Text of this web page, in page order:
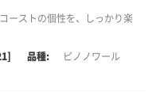
思わせる赤土のニュアンス
が重なります。
が残り、ベーカーズチョコ
きます。2033年頃までお楽し
ーストの個性を、しっかり楽
いった赤い果実に、エキゾ
ピノノワール